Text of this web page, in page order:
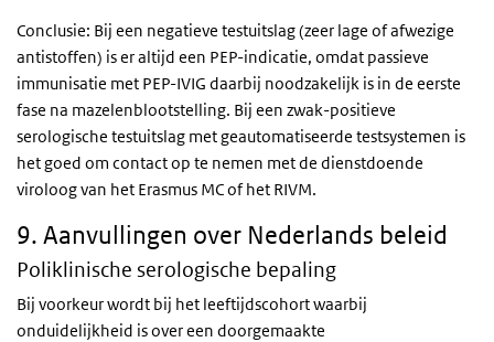
Conclusie: Bij een negatieve testuitslag (zeer lage of afwezige
antistoffen) is er altijd een PEP-indicatie, omdat passieve
immunisatie met PEP-IVIG daarbij noodzakelijk is in de eerste
fase na mazelenblootstelling. Bij een zwak-positieve
serologische testuitslag met geautomatiseerde testsystemen is
het goed om contact op te nemen met de dienstdoende
viroloog van het Erasmus MC of het RIVM.
9. Aanvullingen over Nederlands beleid
Poliklinische serologische bepaling
Bij voorkeur wordt bij het leeftijdscohort waarbij
onduidelijkheid is over een doorgemaakte